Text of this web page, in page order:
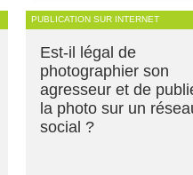
PUBLICATION SUR INTERNET
Est-il légal de
photographier son
agresseur et de
la photo sur un
social ?